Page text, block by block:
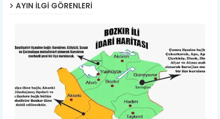
AYIN İLGI GÖRENLERI